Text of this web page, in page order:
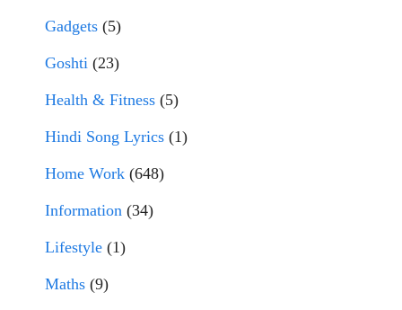
Gadgets (5)
Goshti (23)
Health & Fitness (5)
Hindi Song Lyrics (1)
Home Work (648)
Information (34)
Lifestyle (1)
Maths (9)